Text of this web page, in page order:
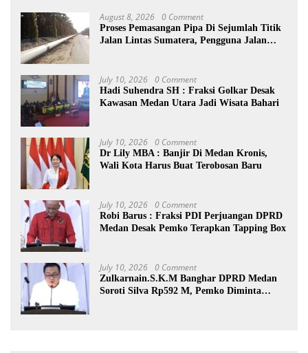
August 8, 2026 0 Comment
Proses Pemasangan Pipa Di Sejumlah Titik
Jalan Lintas Sumatera, Pengguna Jalan
July 10, 2026 0 Comment
Hadi Suhendra SH : Fraksi Golkar Desak
Kawasan Medan Utara Jadi Wisata Bahari
July 10, 2026 0 Comment
Dr Lily MBA : Banjir Di Medan Kronis,
Wali Kota Harus Buat Terobosan Baru
July 10, 2026 0 Comment
Robi Barus : Fraksi PDI Perjuangan DPRD
Medan Desak Pemko Terapkan Tapping Box
July 10, 2026 0 Comment
Zulkarnain.S.K.M Banghar DPRD Medan
Soroti Silva Rp592 M, Pemko Diminta